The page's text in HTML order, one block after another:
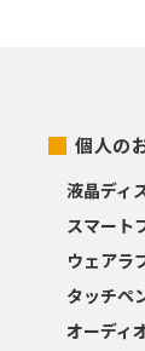
個人の
液晶ディ
スマート
ウェアラ
タッチペ
オーディ